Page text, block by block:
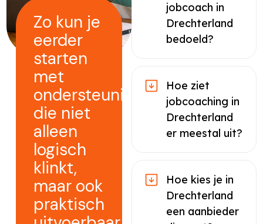
Zo kun je
eerder
starten
met
ondersteuning
die niet
alleen
logisch
klinkt,
maar ook
praktisch
jobcoach in
Drechterland
bedoeld?
Hoe ziet
jobcoaching in
Drechterland
er meestal uit?
Hoe kies je in
Drechterland
een aanbieder